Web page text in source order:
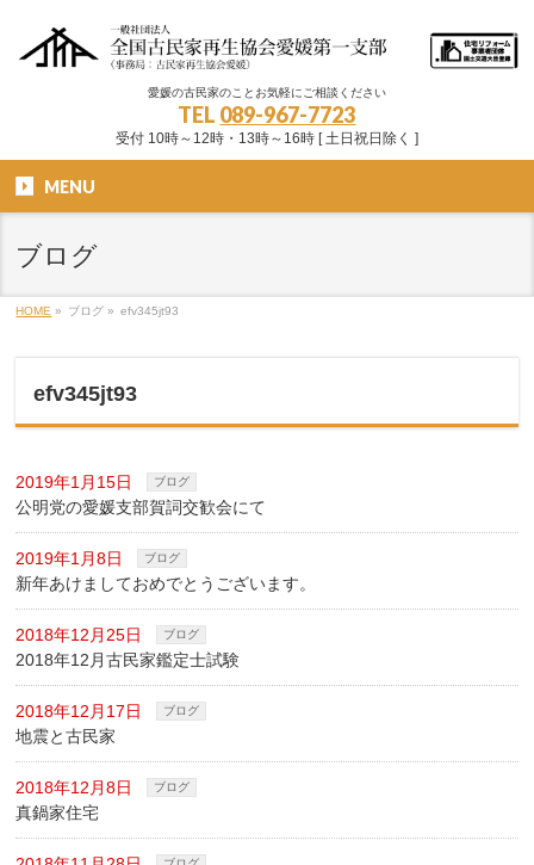
愛媛の古民家のことお気軽にご相談ください
TEL 089-967-7723
受付 10時～12時・13時～16時 [ 土日祝日除く ]
MENU
ブログ
HOME » ブログ » efv345jt93
efv345jt93
2019年1月15日 ブログ
公明党の愛媛支部賀詞交歓会にて
2019年1月8日 ブログ
新年あけましておめでとうございます。
2018年12月25日 ブログ
2018年12月古民家鑑定士試験
2018年12月17日 ブログ
地震と古民家
2018年12月8日 ブログ
真鍋家住宅